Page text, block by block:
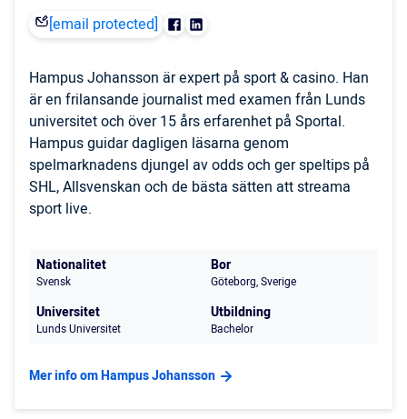
[email protected]
Hampus Johansson är expert på sport & casino. Han
är en frilansande journalist med examen från Lunds
universitet och över 15 års erfarenhet på Sportal.
Hampus guidar dagligen läsarna genom
spelmarknadens djungel av odds och ger speltips på
SHL, Allsvenskan och de bästa sätten att streama
sport live.
Nationalitet
Svensk
Bor
Göteborg, Sverige
Universitet
Lunds Universitet
Utbildning
Bachelor
Mer info om Hampus Johansson